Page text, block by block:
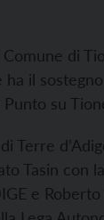
di
ha il
su
Terre
Tasin con
e